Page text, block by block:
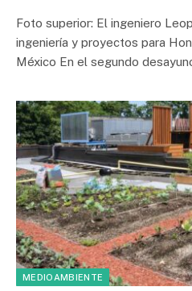
Foto superior: El ingeniero
ingeniería y proyectos para
México En el segundo
MEDIOAMBIENTE